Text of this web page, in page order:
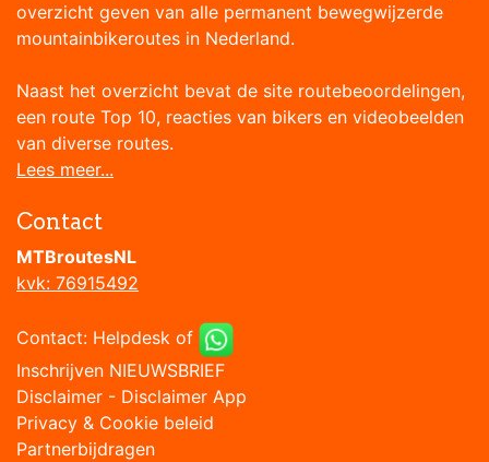
overzicht geven van alle permanent bewegwijzerde
mountainbikeroutes in Nederland.
Naast het overzicht bevat de site routebeoordelingen,
een route Top 10, reacties van bikers en videobeelden
van diverse routes.
Lees meer...
Contact
MTBroutesNL
kvk: 76915492
Contact: Helpdesk of
Inschrijven NIEUWSBRIEF
Disclaimer - Disclaimer App
Privacy & Cookie beleid
Partnerbijdragen